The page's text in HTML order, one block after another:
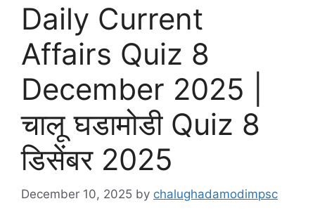
Daily Current
Affairs Quiz 8
December 2025 |
चालू घडामोडी Quiz 8
डिसेंबर 2025
December 10, 2025 by chalughadamodimpsc